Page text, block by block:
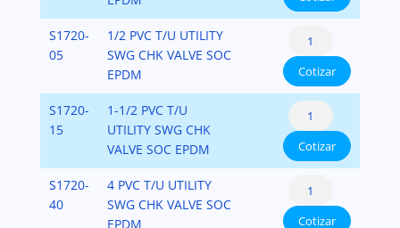
White)
PVC-
SCH-
80
cantidad
Swing
Check
Valves
(PVC
White)
PVC-
SCH-
80
S1720-
05
1/2 PVC T/U UTILITY
SWG CHK VALVE SOC
EPDM
True
Union
Utility
Swing
Check
Valves
(PVC
White)
PVC-
SCH-
Cotizar
S1720-
15
1-1/2 PVC T/U
UTILITY SWG CHK
VALVE SOC EPDM
True
Union
Utility
Swing
Check
Valves
Cotizar
S1720-
40
4 PVC T/U UTILITY
SWG CHK VALVE SOC
EPDM
True
Union
Utility
Cotizar